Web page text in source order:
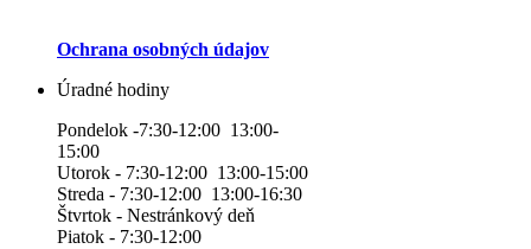
Ochrana osobných údajov
Úradné hodiny
Pondelok -7:30-12:00 13:00-
15:00
Utorok - 7:30-12:00 13:00-15:00
Streda - 7:30-12:00 13:00-16:30
Štvrtok - Nestránkový deň
Piatok - 7:30-12:00